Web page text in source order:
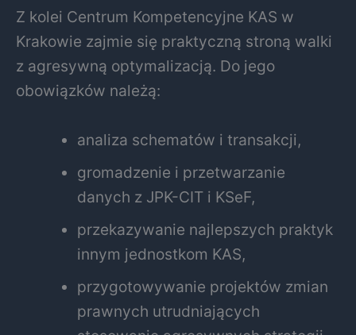
Z kolei Centrum Kompetencyjne KAS w
Krakowie zajmie się praktyczną stroną walki
z agresywną optymalizacją. Do jego
obowiązków należą:
analiza schematów i transakcji,
gromadzenie i przetwarzanie
danych z JPK-CIT i KSeF,
przekazywanie najlepszych praktyk
innym jednostkom KAS,
przygotowywanie projektów zmian
prawnych utrudniających